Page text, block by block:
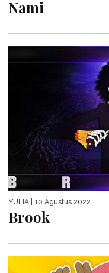
Nami
YULIA | 10 Agustus 2022
Brook